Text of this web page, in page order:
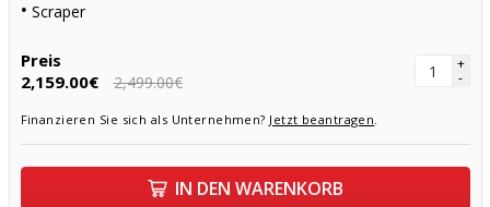
Scraper
Preis
2,159.00€
2,499.00€
+
-
Finanzieren Sie sich als Unternehmen? Jetzt beantragen.
IN DEN WARENKORB